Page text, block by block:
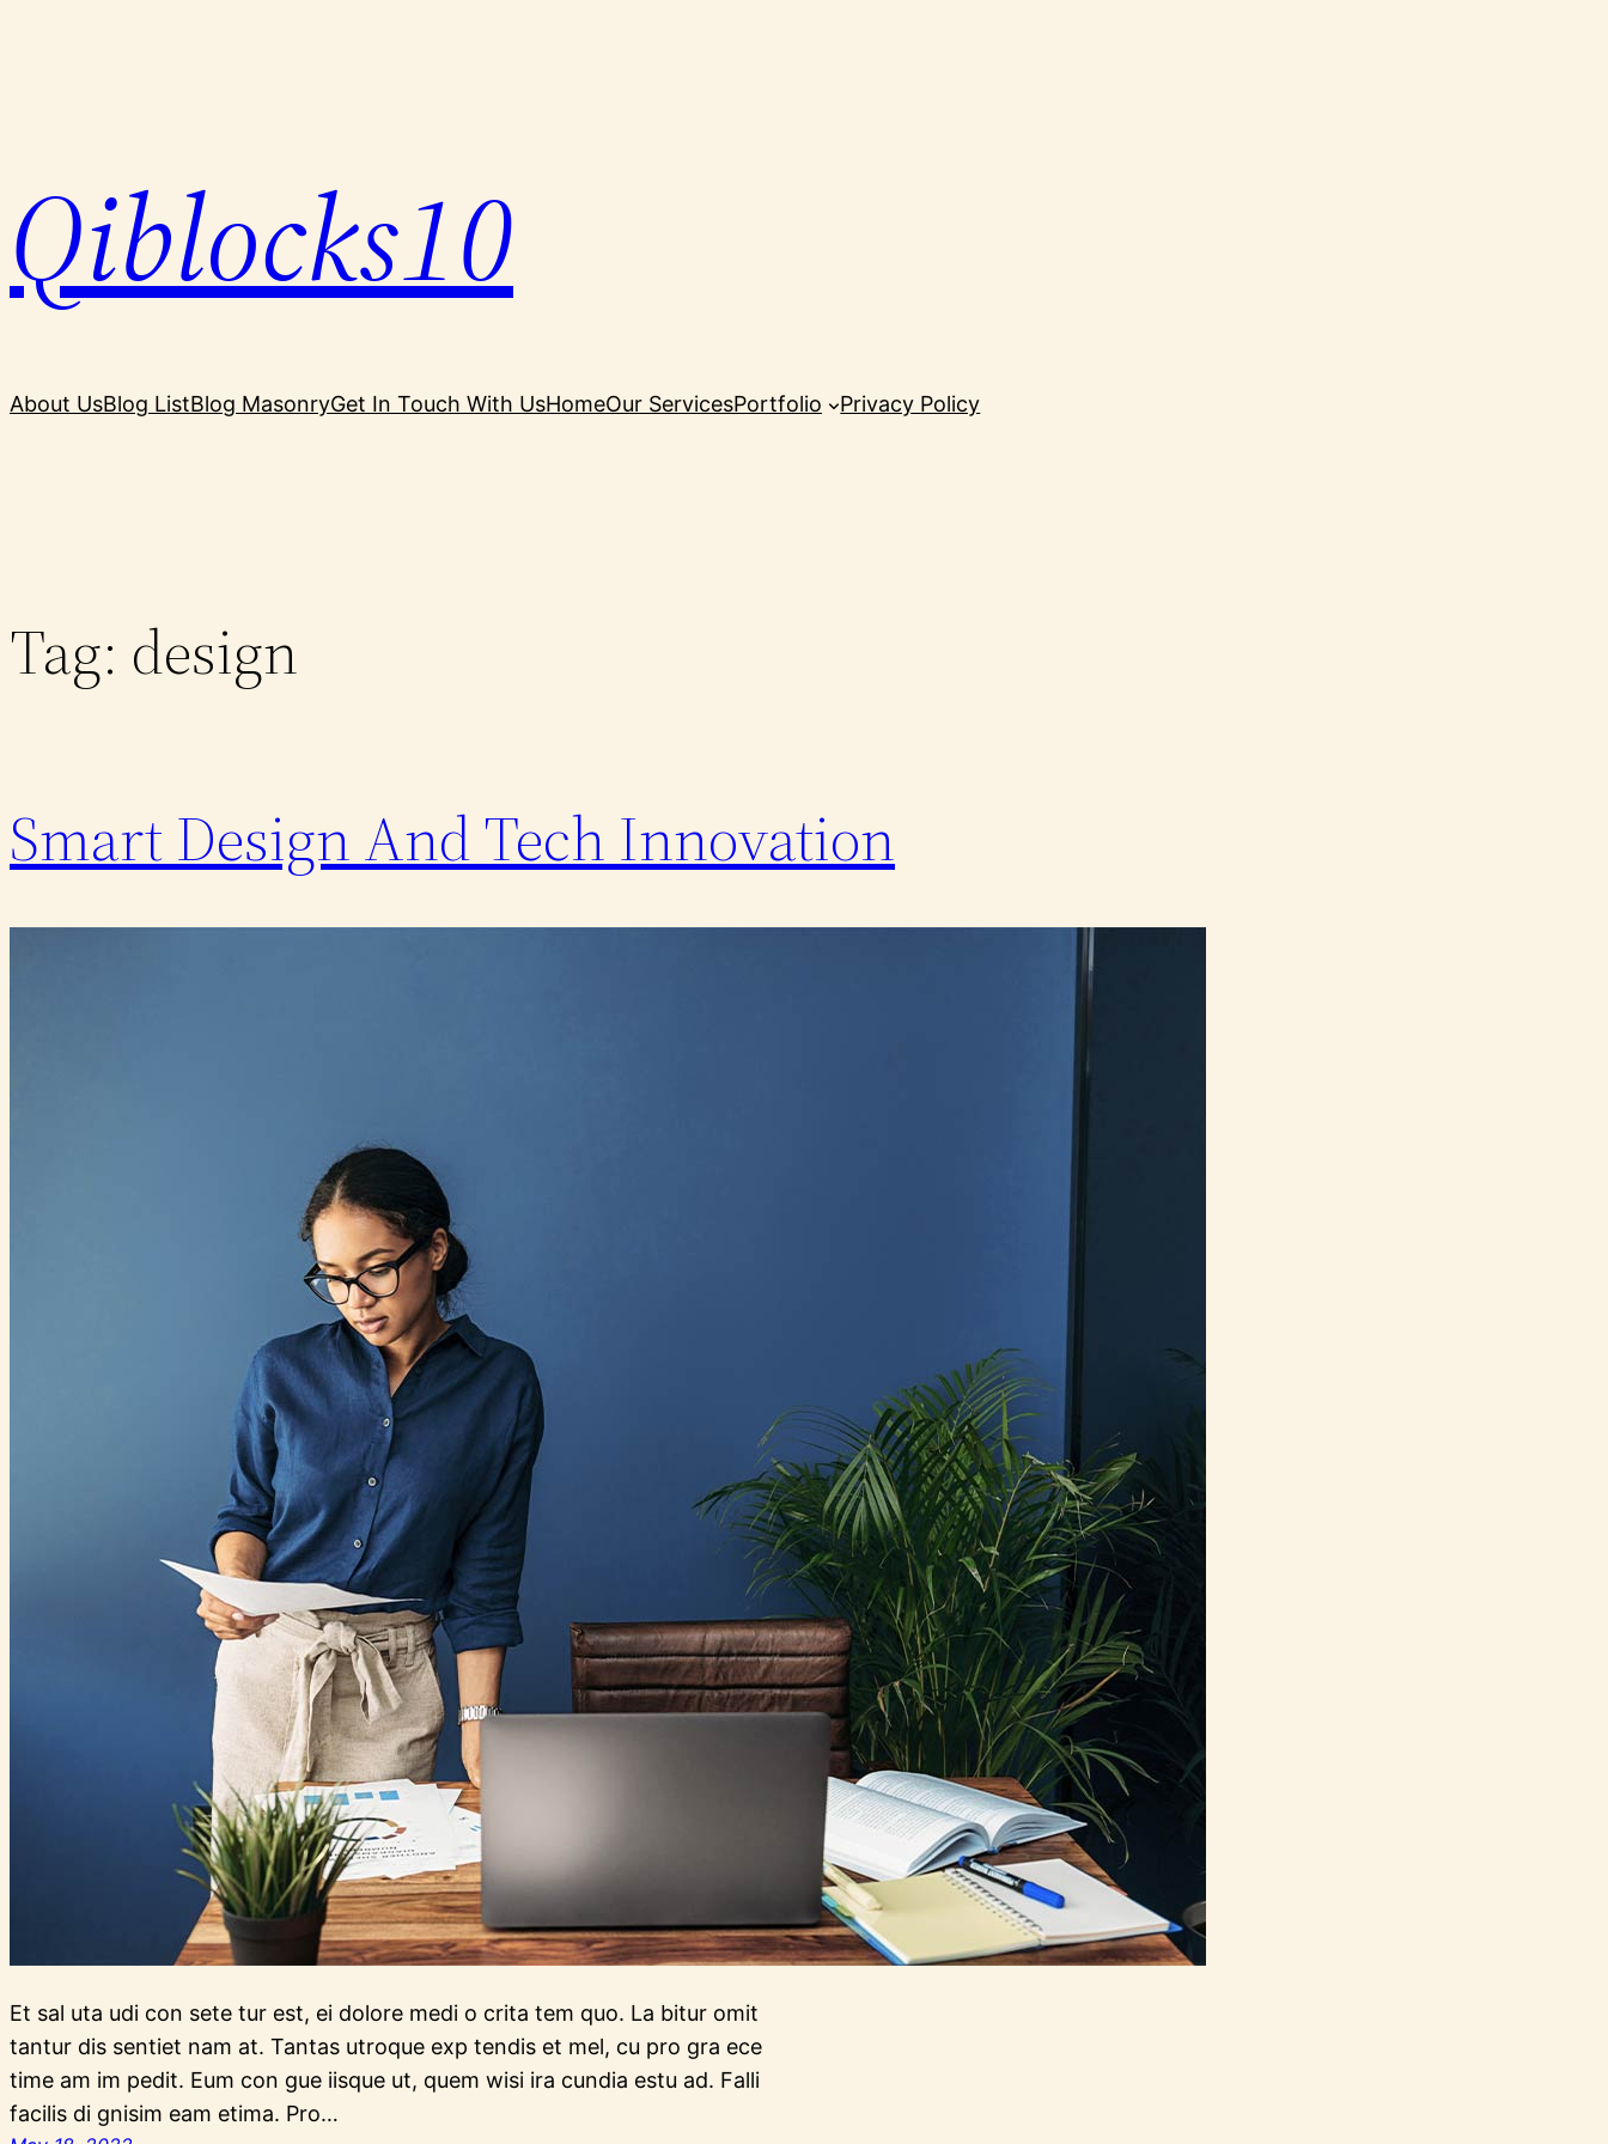
Qiblocks10
About UsBlog ListBlog MasonryGet In Touch With UsHomeOur ServicesPortfolio Privacy Policy
Tag: design
Smart Design And Tech Innovation
Et sal uta udi con sete tur est, ei dolore medi o crita tem quo. La bitur omit
tantur dis sentiet nam at. Tantas utroque exp tendis et mel, cu pro gra ece
time am im pedit. Eum con gue iisque ut, quem wisi ira cundia estu ad. Falli
facilis di gnisim eam etima. Pro…